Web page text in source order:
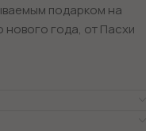
подарком на
года, от Пасхи